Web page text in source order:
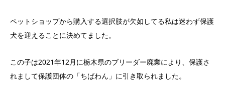
ペットショップから購入する選択肢が欠如してる私は迷わず保護
犬を迎えることに決めてました。
この子は2021年12月に栃木県のブリーダー廃業により、保護さ
れまして保護団体の「ちばわん」に引き取られました。